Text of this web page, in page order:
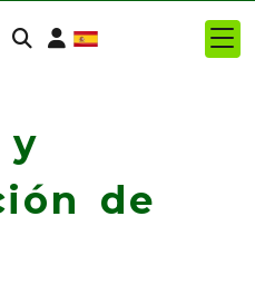
Identifícate
y
de